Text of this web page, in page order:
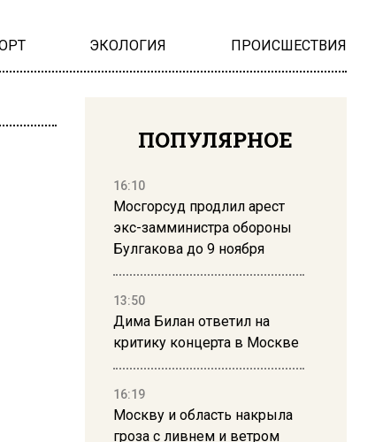
ЭКОЛОГИЯ ПРОИСШЕСТВИЯ
ПОПУЛЯРНОЕ
16:10
Мосгорсуд продлил арест
экс-замминистра обороны
Булгакова до 9 ноября
13:50
Дима Билан ответил на
критику концерта в Москве
16:19
Москву и область накрыла
гроза с ливнем и ветром